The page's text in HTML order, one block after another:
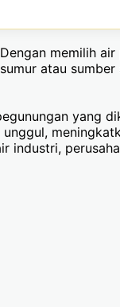
memilih
atau
yang
industri,